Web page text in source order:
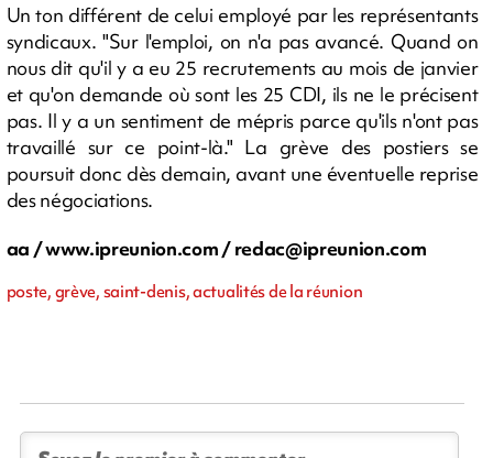
Un ton différent de celui employé par les représentants
syndicaux. "Sur l'emploi, on n'a pas avancé. Quand on
nous dit qu'il y a eu 25 recrutements au mois de janvier
et qu'on demande où sont les 25 CDI, ils ne le précisent
pas. Il y a un sentiment de mépris parce qu'ils n'ont pas
travaillé sur ce point-là." La grève des postiers se
poursuit donc dès demain, avant une éventuelle reprise
des négociations.
aa / www.ipreunion.com /redac@ipreunion.com
poste, grève, saint-denis, actualités de la réunion